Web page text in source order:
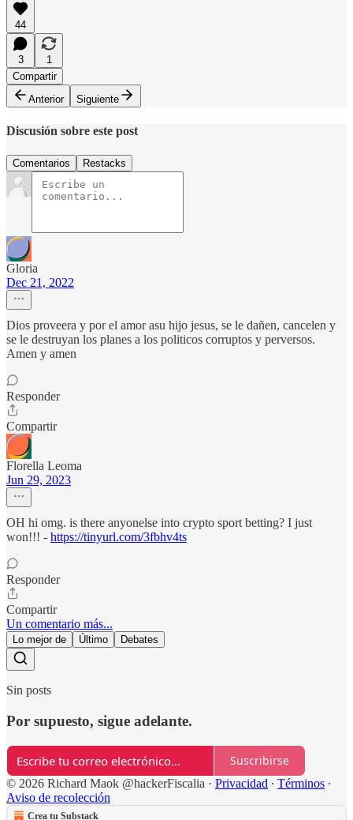
44
3
1
Compartir
Anterior
Siguiente
Discusión sobre este post
Comentarios Restacks
Gloria
Dec 21, 2022
Dios proveera y por el amor asu hijo jesus, se le dañen, cancelen y
se le destruyan los planes a los politicos corruptos y perversos.
Amen y amen
Responder
Compartir
Florella Leoma
Jun 29, 2023
OH hi omg. is there anyonelse into crypto sport betting? I just
won!!! - https://tinyurl.com/3fbhv4ts
Responder
Compartir
Un comentario más...
Lo mejor de Último Debates
Sin posts
Por supuesto, sigue adelante.
Suscribirse
© 2026 Richard Maok @hackerFiscalia · Privacidad ∙ Términos ∙
Aviso de recolección
Crea tu Substack